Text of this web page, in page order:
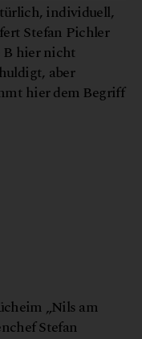
individuell,
Stefan Pichler
B hier nicht
aber
hier dem Begriff
„Nils am
Stefan